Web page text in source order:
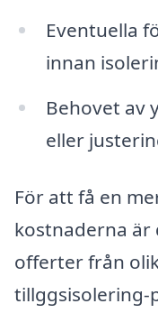
Eventuella
innan
Behovet av
eller
För att få en
kostnaderna är
offerter från
tillggsisolering-